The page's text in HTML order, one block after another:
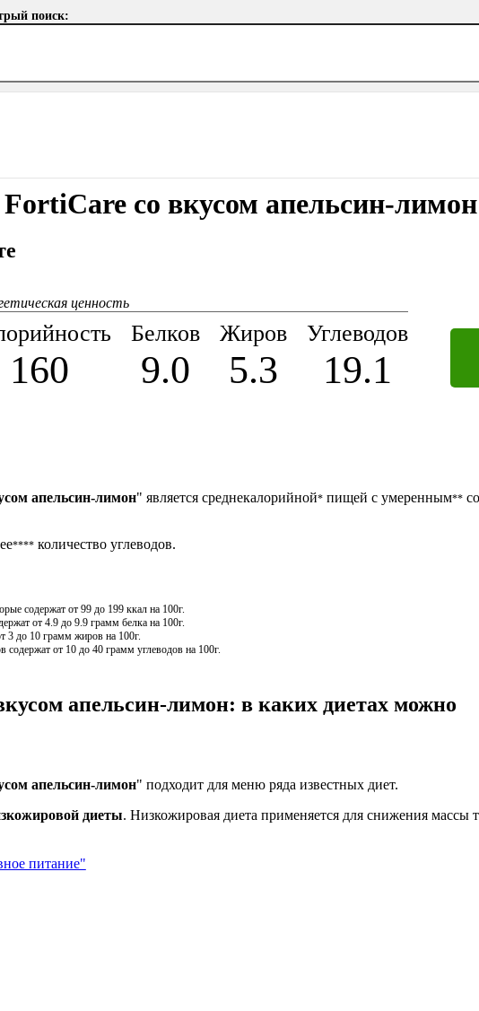
поиск:
со вкусом апельсин-лимон
ценность
160
Белков
9.0
Жиров
5.3
Углеводов
19.1
апельсин-лимон" является среднекалорийной*пищей с умеренным**
****количество углеводов.
содержат от 99 до 199 ккал на 100г.
от 4.9 до 9.9 грамм белка на 100г.
3 до 10 грамм жиров на 100г.
от 10 до 40 грамм углеводов на 100г.
апельсин-лимон: в каких диетах можно
апельсин-лимон" подходит для меню ряда известных диет.
диеты. Низкожировая диета применяется для снижения массы
питание"